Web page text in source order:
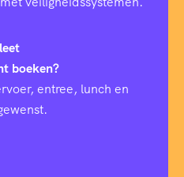
boeken?
entree, lunch en
4
5
6